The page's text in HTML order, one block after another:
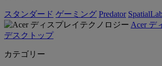
スタンダード ゲーミング Predator
Acer デ
デスクトップ
カテゴリー